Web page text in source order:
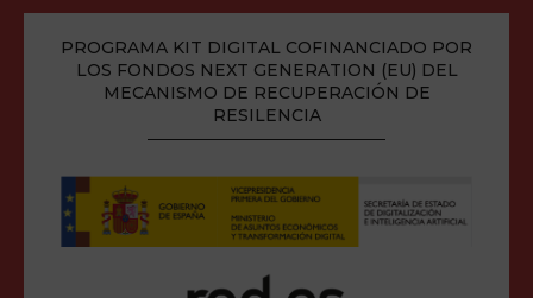
PROGRAMA KIT DIGITAL COFINANCIADO POR
LOS FONDOS NEXT GENERATION (EU) DEL
MECANISMO DE RECUPERACIÓN DE
RESILENCIA